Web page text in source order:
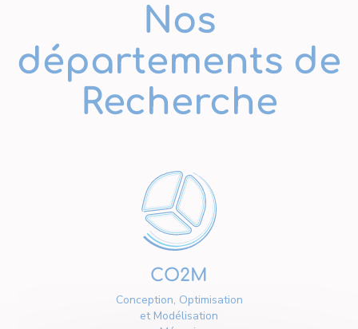
Nos
départements de
Recherche
CO2M
Conception, Optimisation
et Modélisation